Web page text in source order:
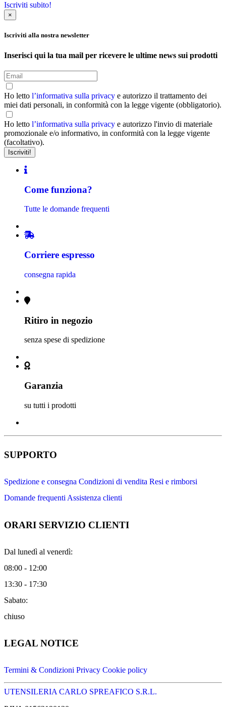
Iscriviti subito!
×
Iscriviti alla nostra newsletter
Inserisci qui la tua mail per ricevere le ultime news sui prodotti
Ho letto l’informativa sulla privacy e autorizzo il trattamento dei
miei dati personali, in conformità con la legge vigente (obbligatorio).
Ho letto l’informativa sulla privacy e autorizzo l'invio di materiale
promozionale e/o informativo, in conformità con la legge vigente
(facoltativo).
Come funziona?
Tutte le domande frequenti
Corriere espresso
consegna rapida
Ritiro in negozio
senza spese di spedizione
Garanzia
su tutti i prodotti
SUPPORTO
Spedizione e consegna Condizioni di vendita Resi e rimborsi
Domande frequenti Assistenza clienti
ORARI SERVIZIO CLIENTI
Dal lunedì al venerdì:
08:00 - 12:00
13:30 - 17:30
Sabato:
chiuso
LEGAL NOTICE
Termini & Condizioni Privacy Cookie policy
UTENSILERIA CARLO SPREAFICO S.R.L.